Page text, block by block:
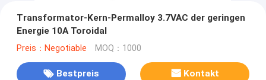
Transformator-Kern-Permalloy 3.7VAC der geringen
Energie 10A Toroidal
Preis：Negotiable MOQ：1000
Bestpreis Kontakt